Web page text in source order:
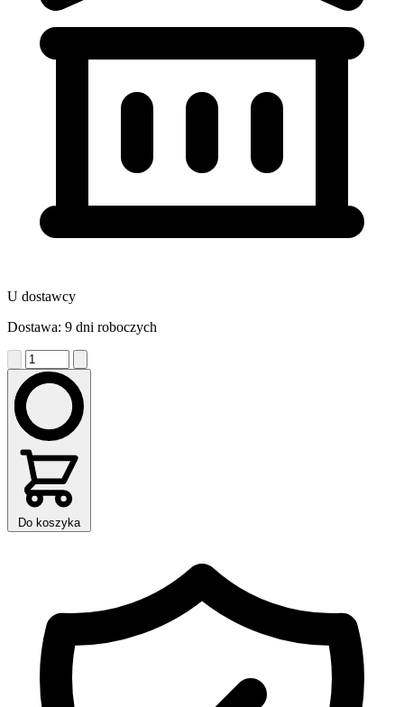
U dostawcy
Dostawa: 9 dni roboczych
Do koszyka